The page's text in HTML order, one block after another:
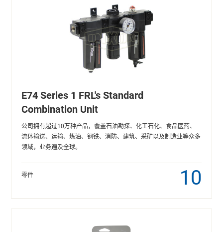
E74 Series 1 FRL's Standard
Combination Unit
公司拥有超过10万种产品，覆盖石油勘探、化工石化、食品医药、
流体输送、运输、炼油、钢铁、消防、建筑、采矿以及制造业等众多
领域，业务遍及全球。
零件 10